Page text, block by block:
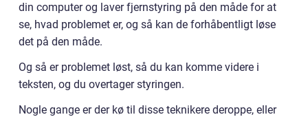
din computer og laver fjernstyring på den måde for at
se, hvad problemet er, og så kan de forhåbentligt løse
det på den måde.
Og så er problemet løst, så du kan komme videre i
teksten, og du overtager styringen.
Nogle gange er der kø til disse teknikere deroppe, eller